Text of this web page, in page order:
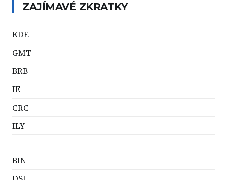
ZAJÍMAVÉ ZKRATKY
KDE
GMT
BRB
IE
CRC
ILY
BIN